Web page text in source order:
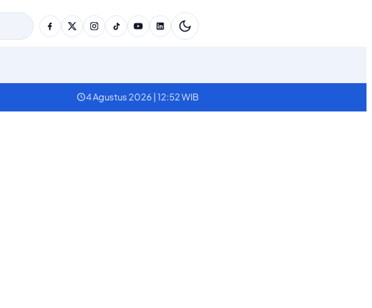
4 Agustus 2026 | 12:52 WIB